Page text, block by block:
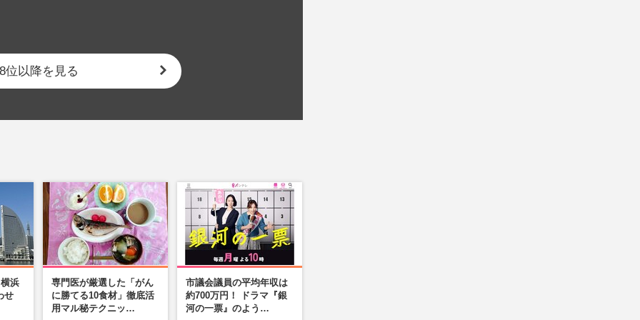
位以降を見る
浜
せ
専門医が厳選した「がん
に勝てる10食材」徹底活
用マル秘テクニッ…
市議会議員の平均年収は
約700万円！ ドラマ『銀
河の一票』のよう…